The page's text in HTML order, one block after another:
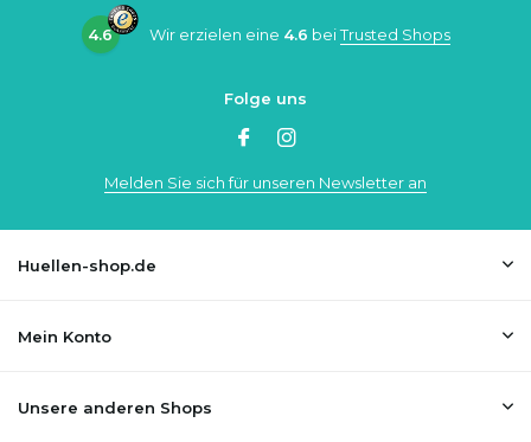
4.6 Wir erzielen eine 4.6 beiTrusted Shops
Folge uns
Melden Sie sich für unseren Newsletter an
Huellen-shop.de
Mein Konto
Unsere anderen Shops